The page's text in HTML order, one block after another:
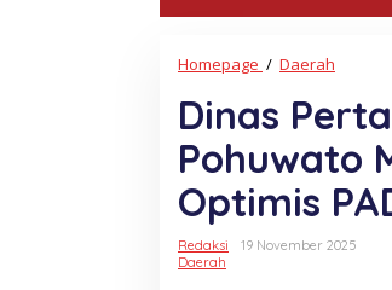
Homepage / Daerah
jadi
OPD
di
NexaUI
Dinas
Pohuwato
Optimis
Redaksi
19 November 2025
Daerah